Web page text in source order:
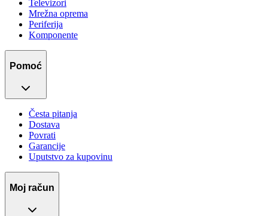
Televizori
Mrežna oprema
Periferija
Komponente
Pomoć
Česta pitanja
Dostava
Povrati
Garancije
Uputstvo za kupovinu
Moj račun